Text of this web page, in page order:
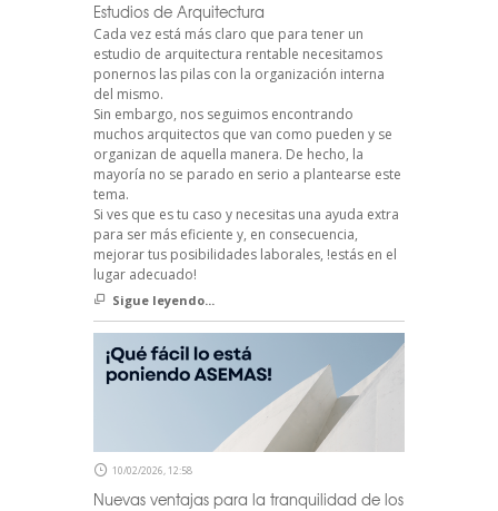
Estudios de Arquitectura
Cada vez está más claro que para tener un
estudio de arquitectura rentable necesitamos
ponernos las pilas con la organización interna
del mismo.
Sin embargo, nos seguimos encontrando
muchos arquitectos que van como pueden y se
organizan de aquella manera. De hecho, la
mayoría no se parado en serio a plantearse este
tema.
Si ves que es tu caso y necesitas una ayuda extra
para ser más eficiente y, en consecuencia,
mejorar tus posibilidades laborales, !estás en el
lugar adecuado!
Sigue leyendo...
10/02/2026, 12:58
Nuevas ventajas para la tranquilidad de los